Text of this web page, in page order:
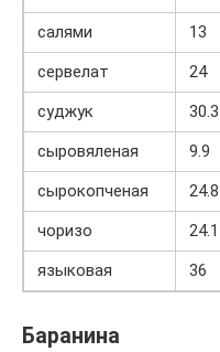
салями
13
сервелат
24
суджук
30.3
сыровяленая
9.9
сырокопченая
24.8
чоризо
24.1
языковая
36
Баранина